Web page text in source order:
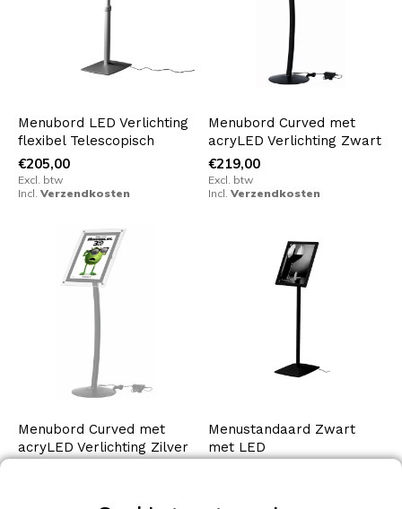
Menubord LED Verlichting
flexibel Telescopisch
€205,00
Excl. btw
Incl. Verzendkosten
Menubord Curved met
acryLED Verlichting Zwart
€219,00
Excl. btw
Incl. Verzendkosten
Menubord Curved met
acryLED Verlichting Zilver
Menustandaard Zwart
met LED